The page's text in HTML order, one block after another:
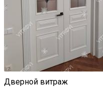
Дверной витраж